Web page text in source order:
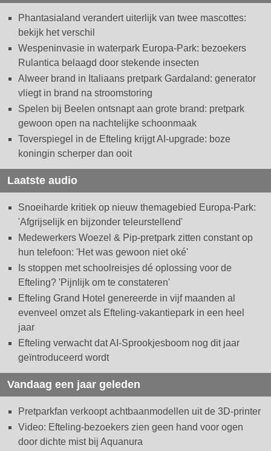
Phantasialand verandert uiterlijk van twee mascottes:
bekijk het verschil
Wespeninvasie in waterpark Europa-Park: bezoekers
Rulantica belaagd door stekende insecten
Alweer brand in Italiaans pretpark Gardaland: generator
vliegt in brand na stroomstoring
Spelen bij Beelen ontsnapt aan grote brand: pretpark
gewoon open na nachtelijke schoonmaak
Toverspiegel in de Efteling krijgt AI-upgrade: boze
koningin scherper dan ooit
Laatste audio
Snoeiharde kritiek op nieuw themagebied Europa-Park:
'Afgrijselijk en bijzonder teleurstellend'
Medewerkers Woezel & Pip-pretpark zitten constant op
hun telefoon: 'Het was gewoon niet oké'
Is stoppen met schoolreisjes dé oplossing voor de
Efteling? 'Pijnlijk om te constateren'
Efteling Grand Hotel genereerde in vijf maanden al
evenveel omzet als Efteling-vakantiepark in een heel
jaar
Efteling verwacht dat AI-Sprookjesboom nog dit jaar
geïntroduceerd wordt
Vandaag een jaar geleden
Pretparkfan verkoopt achtbaanmodellen uit de 3D-printer
Video: Efteling-bezoekers zien geen hand voor ogen
door dichte mist bij Aquanura